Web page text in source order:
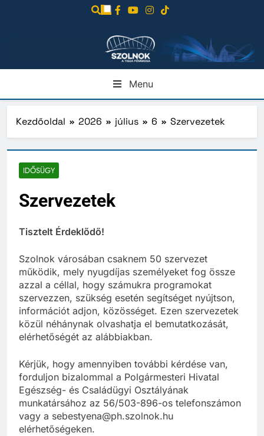
Menu
Kezdőoldal 2026 július 6 Szervezetek
IDŐSÜGY
Szervezetek
Tisztelt Érdeklődő!
Szolnok városában csaknem 50 szervezet
működik, mely nyugdíjas személyeket fog össze
azzal a céllal, hogy számukra programokat
szervezzen, szükség esetén segítséget nyújtson,
információt adjon, közösséget. Ezen szervezetek
közül néhánynak olvashatja el bemutatkozását,
elérhetőségét az alábbiakban.
Kérjük, hogy amennyiben további kérdése van,
forduljon bizalommal a Polgármesteri Hivatal
Egészség- és Családügyi Osztályának
munkatársához az 56/503-896-os telefonszámon
vagy a sebestyena@ph.szolnok.hu
elérhetőségeken.